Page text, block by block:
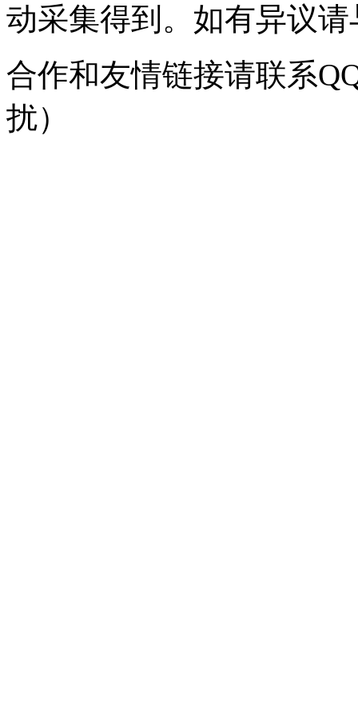
动采集得到。如有异议
合作和友情链接请联系
扰）